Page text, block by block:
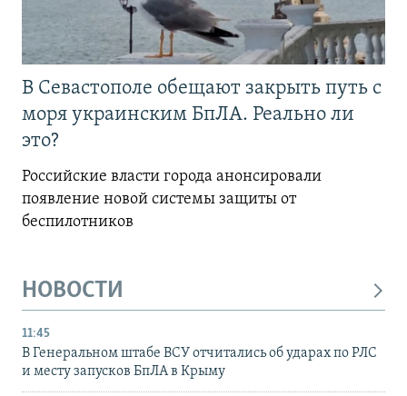
В Севастополе обещают закрыть путь с
моря украинским БпЛА. Реально ли
это?
Российские власти города анонсировали
появление новой системы защиты от
беспилотников
НОВОСТИ
11:45
В Генеральном штабе ВСУ отчитались об ударах по РЛС
и месту запусков БпЛА в Крыму